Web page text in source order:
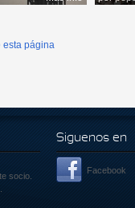
esta página
socio.
Siguenos en
Facebook